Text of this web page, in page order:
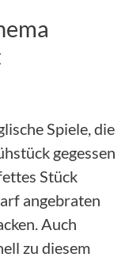
Spiele, die
gegessen
Stück
angebraten
Auch
zu diesem